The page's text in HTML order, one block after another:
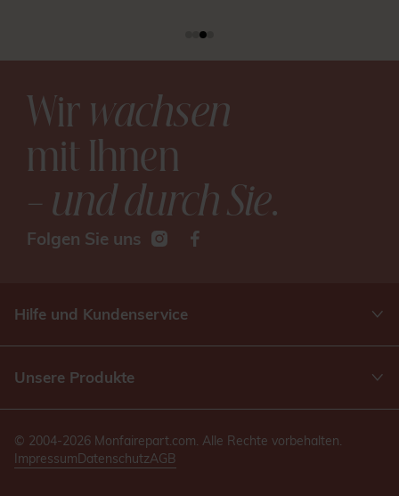
Wirwachsen
mit Ihnen
– und durch Sie.
Folgen Sie uns
Hilfe und Kundenservice
Unsere Produkte
© 2004-2026 Monfairepart.com. Alle Rechte vorbehalten.
ImpressumDatenschutzAGB